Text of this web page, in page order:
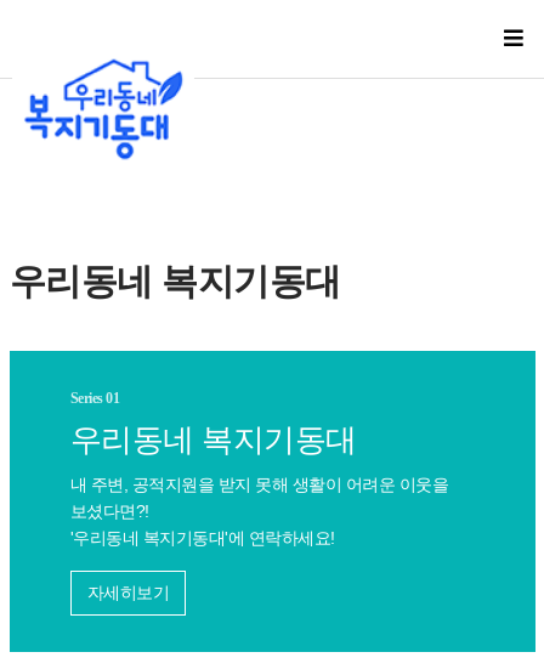
우리동네 복지기동대
Series 01
우리동네 복지기동대
내 주변, 공적지원을 받지 못해 생활이 어려운 이웃을
보셨다면?!
'우리동네 복지기동대'에 연락하세요!
자세히보기